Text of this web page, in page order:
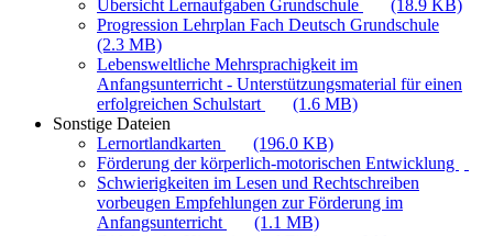
Übersicht Lernaufgaben Grundschule
(18.9 KB)
Progression Lehrplan Fach Deutsch Grundschule
(2.3 MB)
Lebensweltliche Mehrsprachigkeit im
Anfangsunterricht - Unterstützungsmaterial für einen
erfolgreichen Schulstart
(1.6 MB)
Sonstige Dateien
Lernortlandkarten
(196.0 KB)
Förderung der körperlich-motorischen Entwicklung
Schwierigkeiten im Lesen und Rechtschreiben
vorbeugen Empfehlungen zur Förderung im
Anfangsunterricht
(1.1 MB)